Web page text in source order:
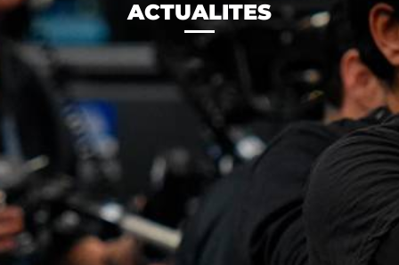
ACTUALITES